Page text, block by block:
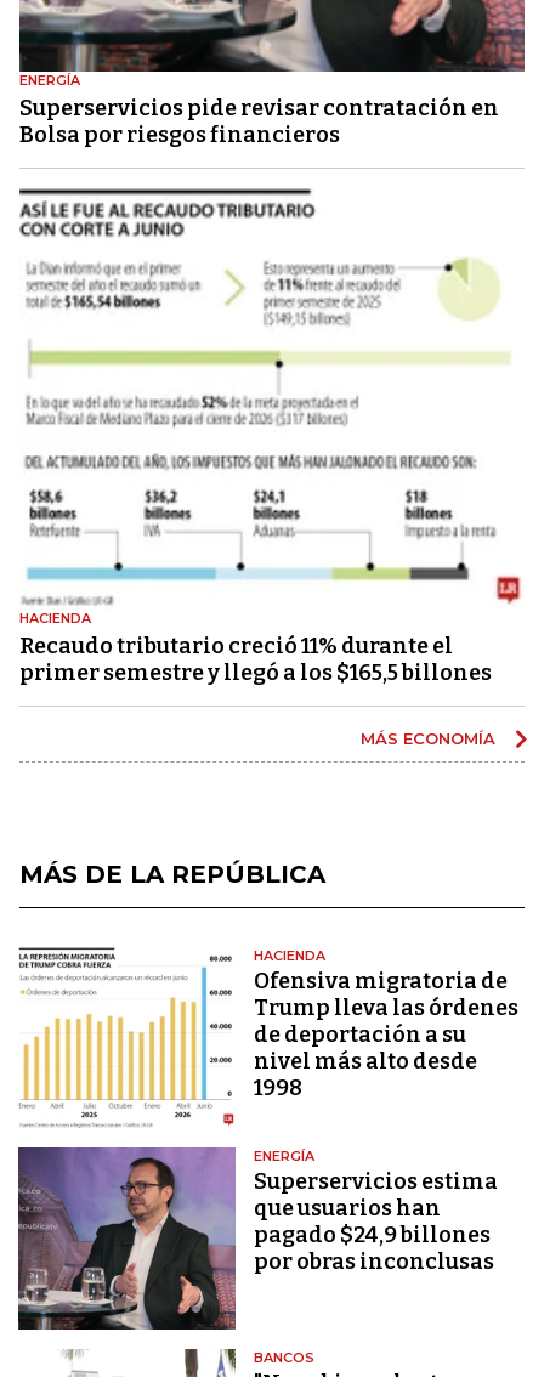
ENERGÍA
Superservicios pide revisar contratación en
Bolsa por riesgos financieros
HACIENDA
Recaudo tributario creció 11% durante el
primer semestre y llegó a los $165,5 billones
MÁS ECONOMÍA
MÁS DE LA REPÚBLICA
HACIENDA
Ofensiva migratoria de
Trump lleva las órdenes
de deportación a su
nivel más alto desde
1998
ENERGÍA
Superservicios estima
que usuarios han
pagado $24,9 billones
por obras inconclusas
BANCOS